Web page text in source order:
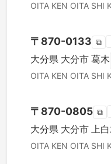
OITA KEN OITA SHI
〒 870-0133 ⧉
大分県 大分市 葛木
OITA KEN OITA SHI
〒 870-0805 ⧉
大分県 大分市 上
OITA KEN OITA SHI